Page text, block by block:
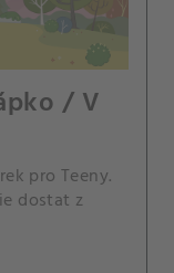
/ V
pro Teeny.
dostat z